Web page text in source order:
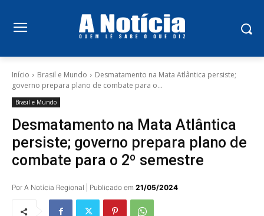
Início Brasil e Mundo
Desmatamento na Mata Atlântica persiste;
governo prepara plano de combate para o...
Brasil e Mundo
Desmatamento na Mata Atlântica
persiste; governo prepara plano de
combate para o 2º semestre
Por A Notícia Regional | Publicado em 21/05/2024